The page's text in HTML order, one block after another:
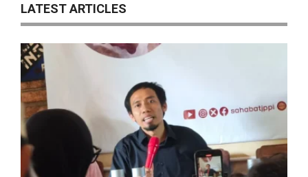
LATEST ARTICLES